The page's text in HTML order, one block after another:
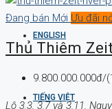
ENGLISH
TIẾNG VIỆT
Đang bán Mới Ưu đãi
Thủ Thiêm
9.800.000.000đ/
Lô 3.3, 3.7 và 3.11,